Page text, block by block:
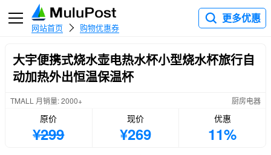
网站首页 购物优惠券
更多优惠
大宇便携式烧水壶电热水杯小型烧水杯旅行自
动加热外出恒温保温杯
TMALL 月销量: 2000+ 厨房电器
原价
¥299
现价
¥269
优惠
11%